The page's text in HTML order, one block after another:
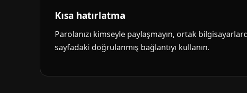
Kısa hatırlatma
Parolanızı kimseyle paylaşmayın, ortak
sayfadaki doğrulanmış bağlantıyı kullanın.